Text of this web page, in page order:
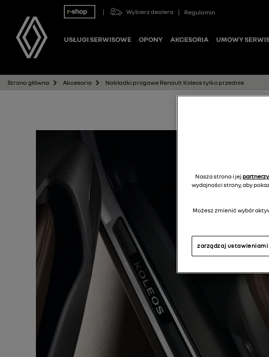
Wybierz dealera Regulamin
USŁUGI SERWISOWE OPONY AKCESORIA UMOWY
Strona główna Akcesoria Nakładki progowe Renault Koleos tylko przednie
Nasza strona i jej partnerzy
wydajności strony, aby
Możesz zmienić wybór
zarządzaj ustawieniami